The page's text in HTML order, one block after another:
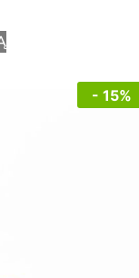
- 15%